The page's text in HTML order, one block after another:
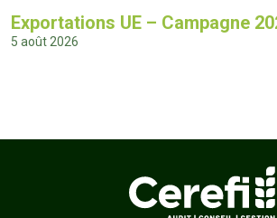
Exportations UE – Campagne
5 août 2026